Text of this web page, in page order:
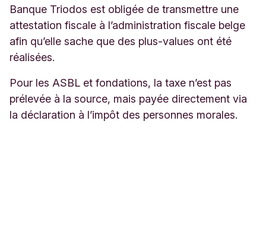
Banque Triodos est obligée de transmettre une
attestation fiscale à l’administration fiscale belge
afin qu’elle sache que des plus-values ont été
réalisées.
Pour les ASBL et fondations, la taxe n’est pas
prélevée à la source, mais payée directement via
la déclaration à l’impôt des personnes morales.